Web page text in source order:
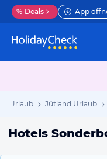
% Deals App
Urlaub Jütland Urlaub
Hotels